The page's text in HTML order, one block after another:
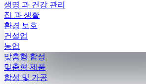
생명 과 건강 관리
집 과 생활
환경 보호
건설업
농업
맞춤형 합성
맞춤형 제품
합성 및 가공